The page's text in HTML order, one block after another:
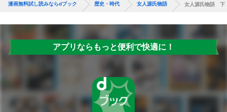
漫画無料試し読みならdブック 歴史・時代 女人源氏物語 女人源氏物語 下
アプリならもっと便利で快適に！